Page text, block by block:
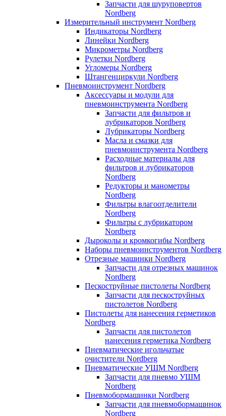
Запчасти для шуруповертов
Nordberg
Измерительный инструмент Nordberg
Индикаторы Nordberg
Линейки Nordberg
Микрометры Nordberg
Рулетки Nordberg
Угломеры Nordberg
Штангенциркули Nordberg
Пневмоинструмент Nordberg
Аксессуары и модули для
пневмоинструмента Nordberg
Запчасти для фильтров и
лубрикаторов Nordberg
Лубрикаторы Nordberg
Масла и смазки для
пневмоинструмента Nordberg
Расходные материалы для
фильтров и лубрикаторов
Nordberg
Редукторы и манометры
Nordberg
Фильтры влагоотделители
Nordberg
Фильтры с лубрикатором
Nordberg
Дыроколы и кромкогибы Nordberg
Наборы пневмоинструментов Nordberg
Отрезные машинки Nordberg
Запчасти для отрезных машинок
Nordberg
Пескоструйные пистолеты Nordberg
Запчасти для пескоструйных
пистолетов Nordberg
Пистолеты для нанесения герметиков
Nordberg
Запчасти для пистолетов
нанесения герметика Nordberg
Пневматические игольчатые
очистители Nordberg
Пневматические УШМ Nordberg
Запчасти для пневмо УШМ
Nordberg
Пневмобормашинки Nordberg
Запчасти для пневмобормашинок
Nordberg